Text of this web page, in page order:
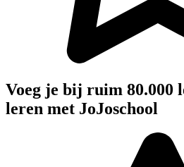
Voeg je bij ruim 80.000
leren met JoJoschool